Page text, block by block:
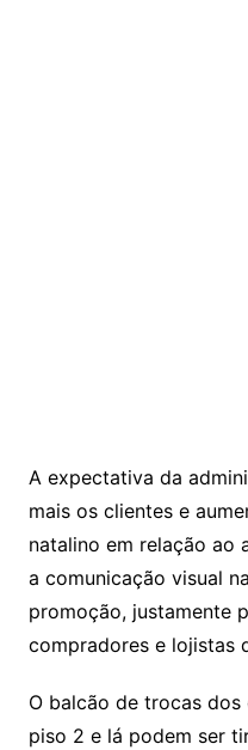
A expectativa da
mais os clientes e
natalino em relação ao
a comunicação visual
promoção, justamente
compradores e lojistas
O balcão de trocas
piso 2 e lá podem ser